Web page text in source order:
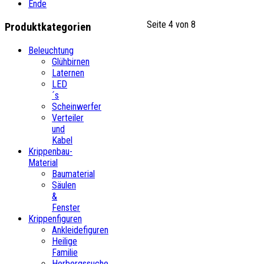
Ende
Seite 4 von 8
Produktkategorien
Beleuchtung
Glühbirnen
Laternen
LED
´s
Scheinwerfer
Verteiler
und
Kabel
Krippenbau-
Material
Baumaterial
Säulen
&
Fenster
Krippenfiguren
Ankleidefiguren
Heilige
Familie